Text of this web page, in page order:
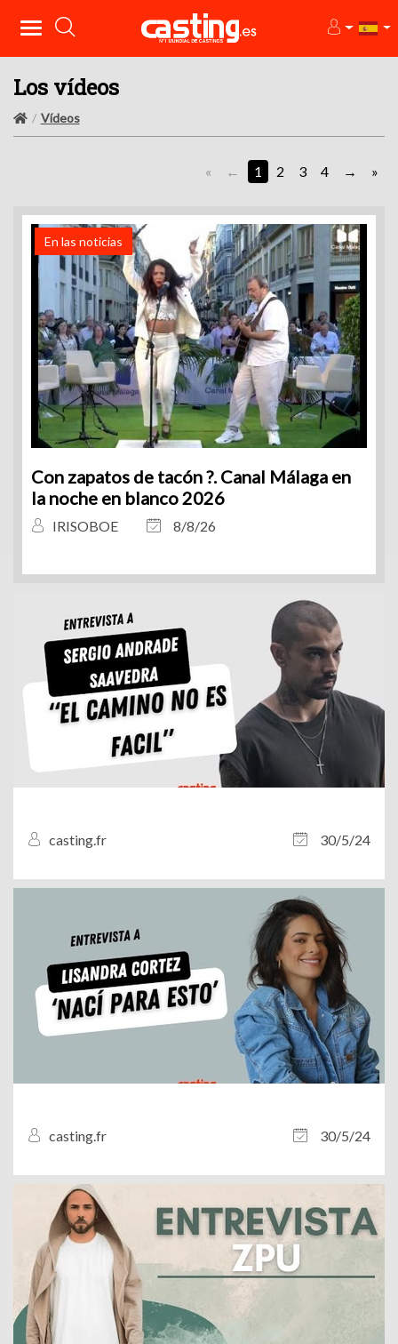
Los vídeos
Vídeos
« 1 2 3 4 »
En las noticias
Con zapatos de tacón ?. Canal Málaga en
la noche en blanco 2026
IRISOBOE 8/8/26
casting.fr 30/5/24
casting.fr 30/5/24